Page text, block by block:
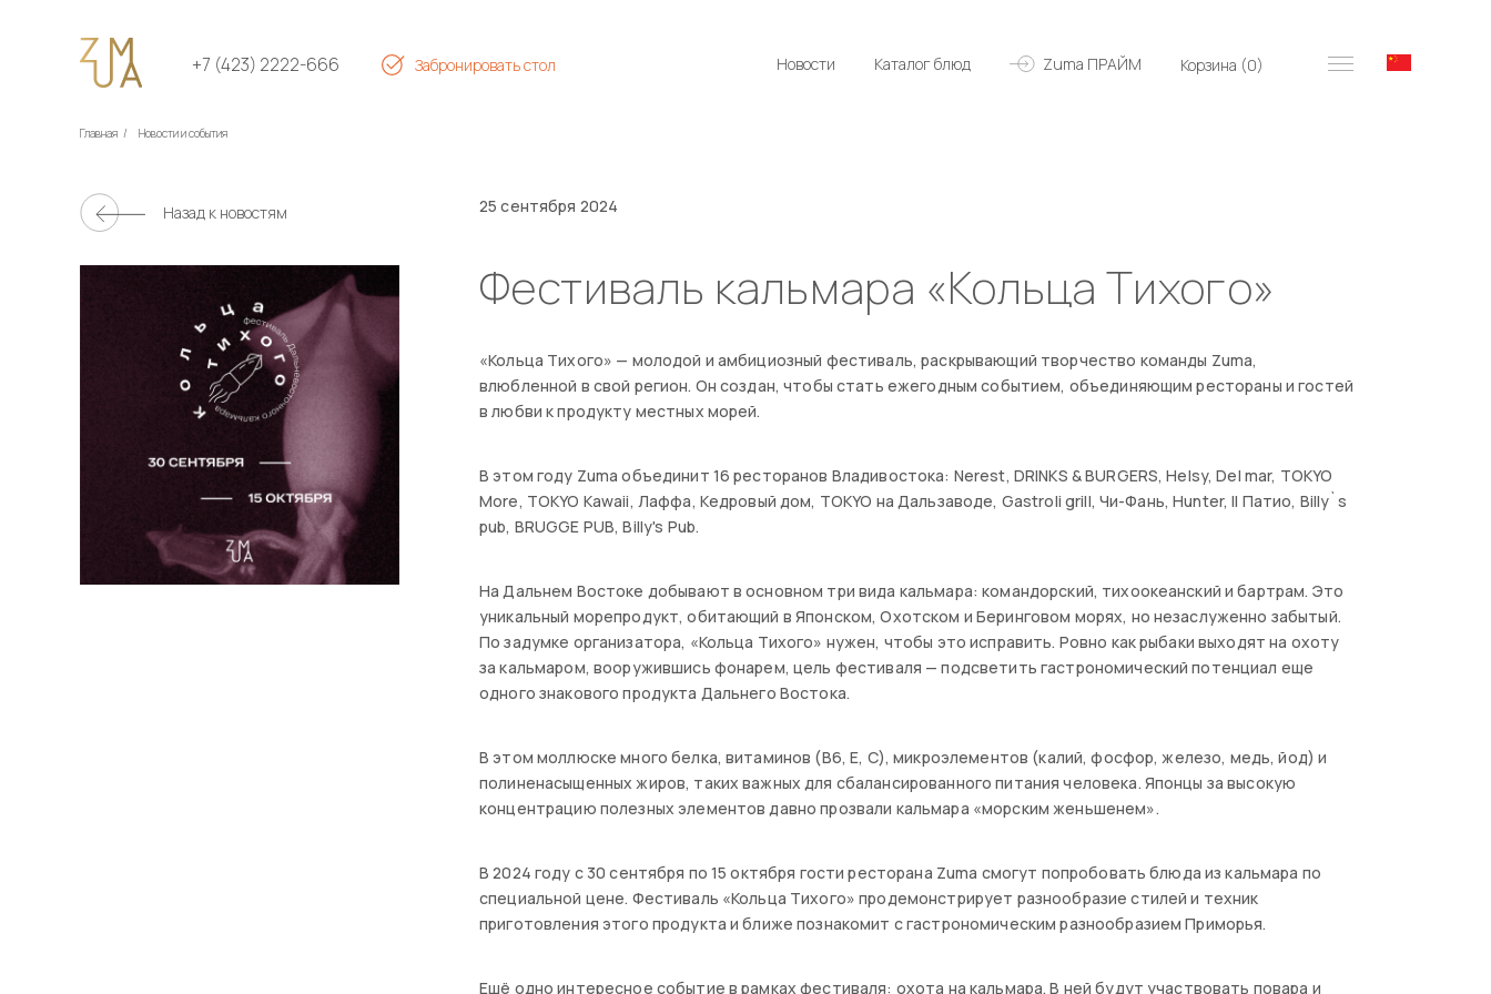
+7 (423) 2222-666 Забронировать стол Zuma ПРАЙМ
Каталог блюд
Новости Корзина (0)
Главная / Новости и события
Назад к новостям 25 сентября 2024
Фестиваль кальмара «Кольца Тихого»
«Кольца Тихого» — молодой и амбициозный фестиваль, раскрывающий творчество команды Zuma,
влюбленной в свой регион. Он создан, чтобы стать ежегодным событием, объединяющим рестораны и гостей
в любви к продукту местных морей.
В этом году Zuma объединит 16 ресторанов Владивостока: Nerest, DRINKS & BURGERS, Helsy, Del mar, TOKYO
More, TOKYO Kawaii, Лаффа, Кедровый дом, TOKYO на Дальзаводе, Gastroli grill, Чи-Фань, Hunter, Il Патио, Billy`s
pub, BRUGGE PUB, Billy's Pub.
На Дальнем Востоке добывают в основном три вида кальмара: командорский, тихоокеанский и бартрам. Это
уникальный морепродукт, обитающий в Японском, Охотском и Беринговом морях, но незаслуженно забытый.
По задумке организатора, «Кольца Тихого» нужен, чтобы это исправить. Ровно как рыбаки выходят на охоту
за кальмаром, вооружившись фонарем, цель фестиваля — подсветить гастрономический потенциал еще
одного знакового продукта Дальнего Востока.
В этом моллюске много белка, витаминов (В6, Е, С), микроэлементов (калий, фосфор, железо, медь, йод) и
полиненасыщенных жиров, таких важных для сбалансированного питания человека. Японцы за высокую
концентрацию полезных элементов давно прозвали кальмара «морским женьшенем».
В 2024 году с 30 сентября по 15 октября гости ресторана Zuma смогут попробовать блюда из кальмара по
специальной цене. Фестиваль «Кольца Тихого» продемонстрирует разнообразие стилей и техник
приготовления этого продукта и ближе познакомит с гастрономическим разнообразием Приморья.
Ещё одно интересное событие в рамках фестиваля: охота на кальмара. В ней будут участвовать повара и